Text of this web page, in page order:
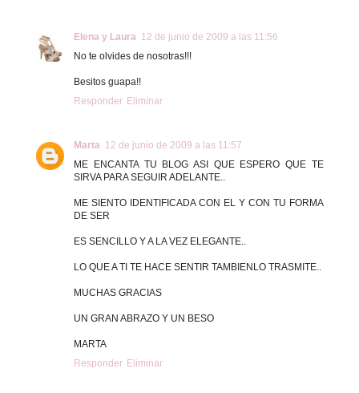
Elena y Laura 12 de junio de 2009 a las 11:56
No te olvides de nosotras!!!
Besitos guapa!!
Responder Eliminar
Marta 12 de junio de 2009 a las 11:57
ME ENCANTA TU BLOG ASI QUE ESPERO QUE TE
SIRVA PARA SEGUIR ADELANTE..
ME SIENTO IDENTIFICADA CON EL Y CON TU FORMA
DE SER
ES SENCILLO Y A LA VEZ ELEGANTE..
LO QUE A TI TE HACE SENTIR TAMBIENLO TRASMITE..
MUCHAS GRACIAS
UN GRAN ABRAZO Y UN BESO
MARTA
Responder Eliminar